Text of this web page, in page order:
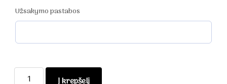
Užsakymo pastabos
produkto